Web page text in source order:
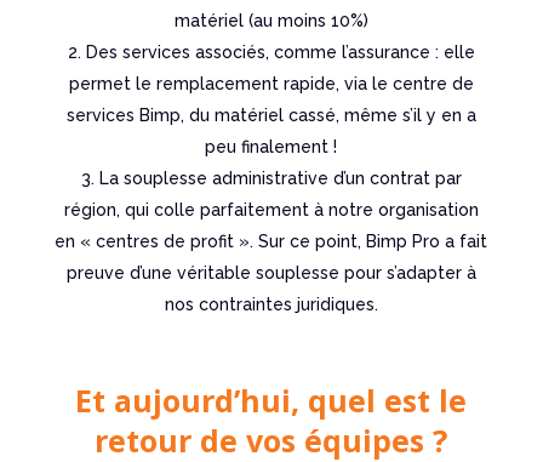
matériel (au moins 10%)
Des services associés, comme l’assurance : elle
permet le remplacement rapide, via le centre de
services Bimp, du matériel cassé, même s’il y en a
peu finalement !
La souplesse administrative d’un contrat par
région, qui colle parfaitement à notre organisation
en « centres de profit ». Sur ce point, Bimp Pro a fait
preuve d’une véritable souplesse pour s’adapter à
nos contraintes juridiques.
Et aujourd’hui, quel est le
retour de vos équipes ?